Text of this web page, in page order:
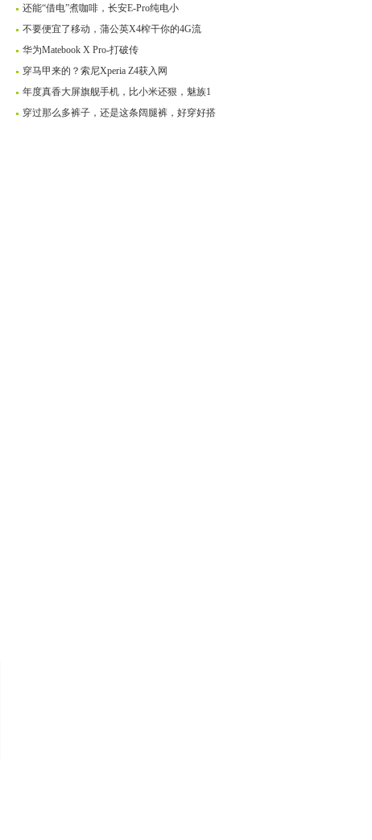
还能“借电”煮咖啡，长安E-Pro纯电小
不要便宜了移动，蒲公英X4榨干你的4G流
华为Matebook X Pro-打破传
穿马甲来的？索尼Xperia Z4获入网
年度真香大屏旗舰手机，比小米还狠，魅族1
穿过那么多裤子，还是这条阔腿裤，好穿好搭